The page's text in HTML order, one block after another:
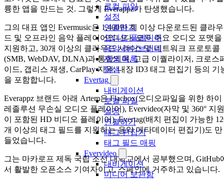
로컬 파일
설정
연결하기
오디오 플레이어
음악 라이브러리
재생 목록
탐색
Evertag
내비게이션
로컬 파일
설정
연결하기
태그 편집기
태그 필드 매핑
Evervideo
내비게이션
미디어 보관함
륭한 앱을 만드는 것. 그렇게 Everappz가 탄생했습니다.
그의 대표 앱인 Evermusic은 1,400만 회 이상 다운로드된 클라우
드 및 오프라인 음악 플레이어입니다. 모든 주요 오디오 포맷을
지원하고, 30개 이상의 클라우드 서비스 및 네트워크 프로토콜
(SMB, WebDAV, DLNA)과 통합되며, 고급 이퀄라이저, 크로스
이드, 갭리스 재생, CarPlay 지원, 내장 ID3 태그 편집기 등의 기
을 포함합니다.
Everappz 브랜드 아래 Artem은 Flacbox(오디오파일을 위한 하이
레졸루션 무손실 오디오 플레이어), Evervideo(자막 및 360° 지원
이 포함된 HD 비디오 플레이어), Evertag(배치 편집이 가능한
개 이상의 태그 필드를 지원하는 음악 메타데이터 편집기)도 만
들었습니다.
그는 마카로프 제독 국립 조선 대학교에서 공부했으며, GitHub
서 활발한 오픈소스 기여자이고, 스페인에 거주하고 있습니다.